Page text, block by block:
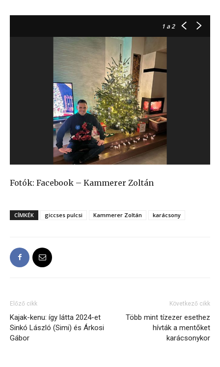
1 a 2
Fotók: Facebook – Kammerer Zoltán
CÍMKÉK giccses pulcsi Kammerer Zoltán karácsony
Előző cikk
Kajak-kenu: így látta 2024-et
Sinkó László (Simi) és Árkosi
Gábor
Következő cikk
Több mint tízezer esethez
hívták a mentőket
karácsonykor